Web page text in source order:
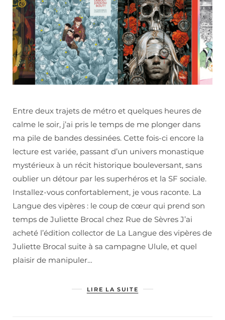
Entre deux trajets de métro et quelques heures de
calme le soir, j’ai pris le temps de me plonger dans
ma pile de bandes dessinées. Cette fois-ci encore la
lecture est variée, passant d’un univers monastique
mystérieux à un récit historique bouleversant, sans
oublier un détour par les superhéros et la SF sociale.
Installez-vous confortablement, je vous raconte. La
Langue des vipères : le coup de cœur qui prend son
temps de Juliette Brocal chez Rue de Sèvres J’ai
acheté l’édition collector de La Langue des vipères de
Juliette Brocal suite à sa campagne Ulule, et quel
plaisir de manipuler…
LIRE LA SUITE